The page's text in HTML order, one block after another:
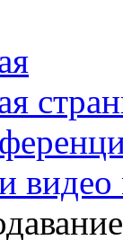
видео